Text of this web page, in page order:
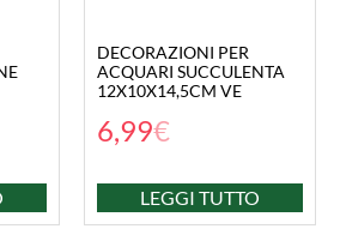
DECORAZIONI PER
ACQUARI SUCCULENTA
12X10X14,5CM VE
6,99€
LEGGI TUTTO